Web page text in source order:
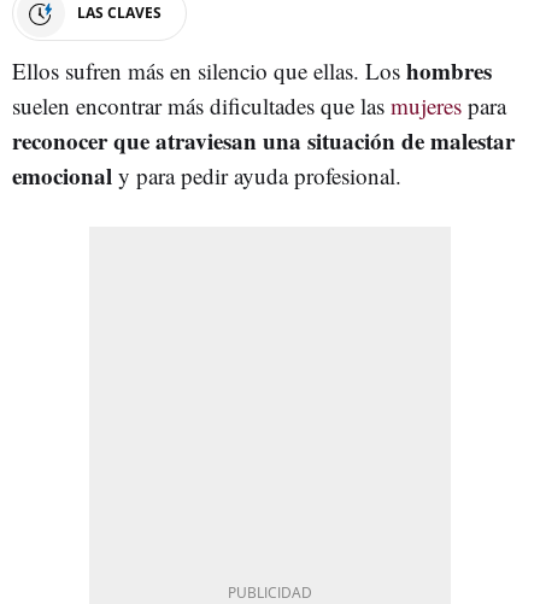
LAS CLAVES
Ellos sufren más en silencio que ellas. Los hombres
suelen encontrar más dificultades que las mujeres para
reconocer que atraviesan una situación de malestar
emocional y para pedir ayuda profesional.